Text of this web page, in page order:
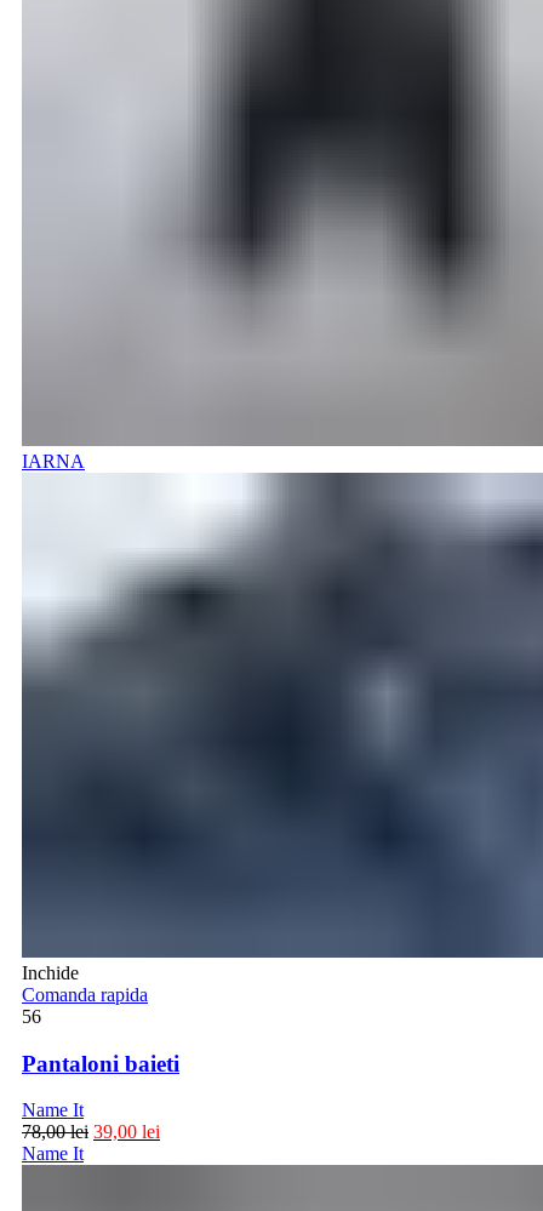
IARNA
Inchide
Comanda rapida
56
Pantaloni baieti
Name It
78,00lei 39,00 lei
Name It